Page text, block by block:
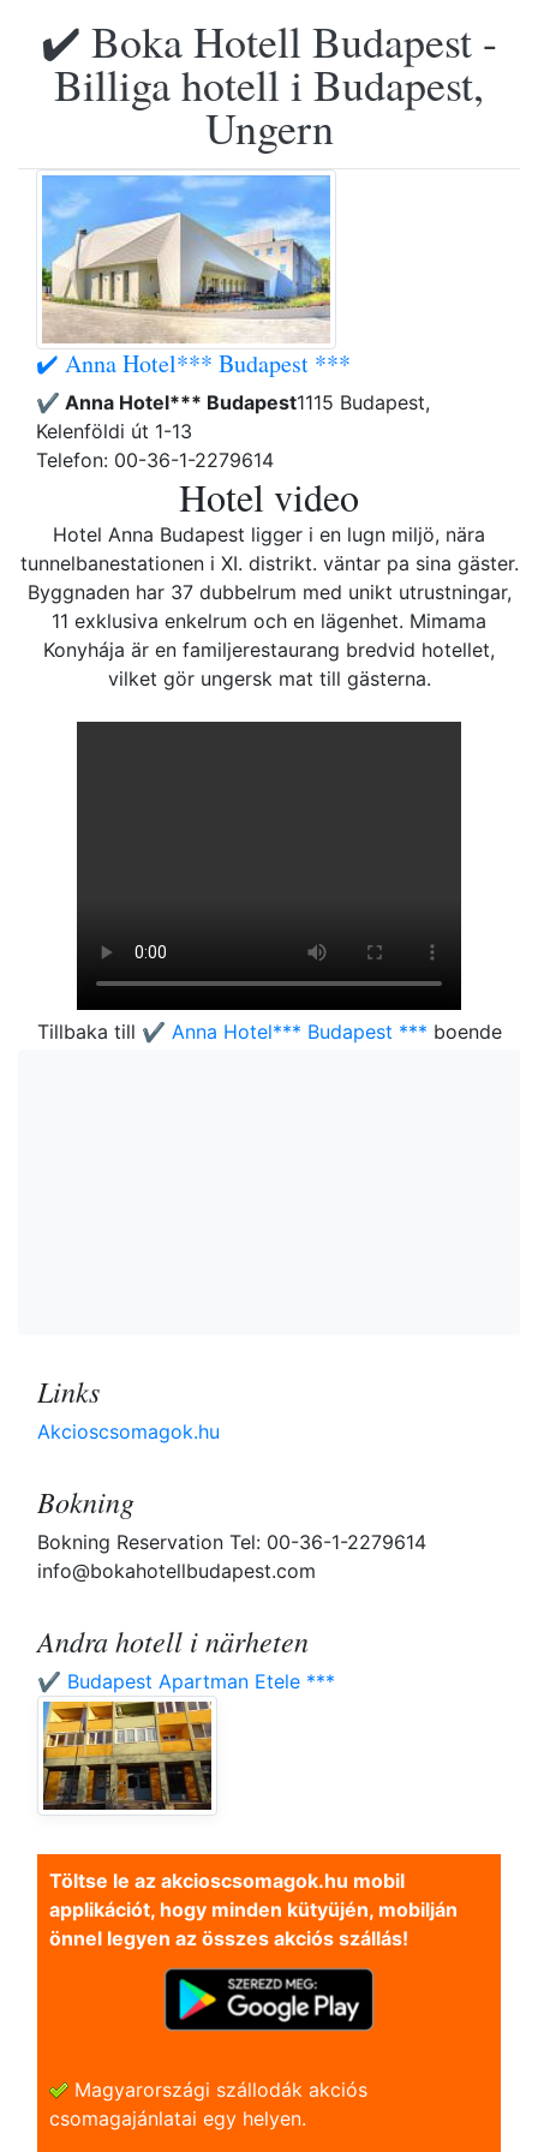
✔️ Boka Hotell Budapest -
Billiga hotell i Budapest,
Ungern
✔️ Anna Hotel*** Budapest ***
✔️ Anna Hotel*** Budapest1115 Budapest,
Kelenföldi út 1-13
Telefon: 00-36-1-2279614
Hotel video
Hotel Anna Budapest ligger i en lugn miljö, nära
tunnelbanestationen i XI. distrikt. väntar pa sina gäster.
Byggnaden har 37 dubbelrum med unikt utrustningar,
11 exklusiva enkelrum och en lägenhet. Mimama
Konyhája är en familjerestaurang bredvid hotellet,
vilket gör ungersk mat till gästerna.
Tillbaka till ✔️ Anna Hotel*** Budapest *** boende
Links
Akcioscsomagok.hu
Bokning
Bokning Reservation Tel: 00-36-1-2279614
info@bokahotellbudapest.com
Andra hotell i närheten
✔️ Budapest Apartman Etele ***
Töltse le az akcioscsomagok.hu mobil
applikációt, hogy minden kütyüjén, mobilján
önnel legyen az összes akciós szállás!
Magyarországi szállodák akciós
csomagajánlatai egy helyen.